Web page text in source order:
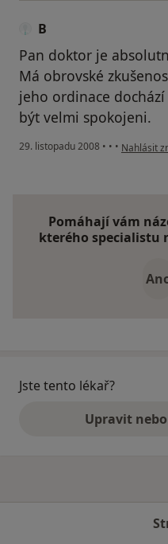
B
Pan doktor je
Má obrovské
jeho ordinace
být velmi spokojeni.
29. listopadu 2008 • • • podle
Nahlásit
Pomáhají vám
kterého specialistu
Jste tento lékař?
Upravit